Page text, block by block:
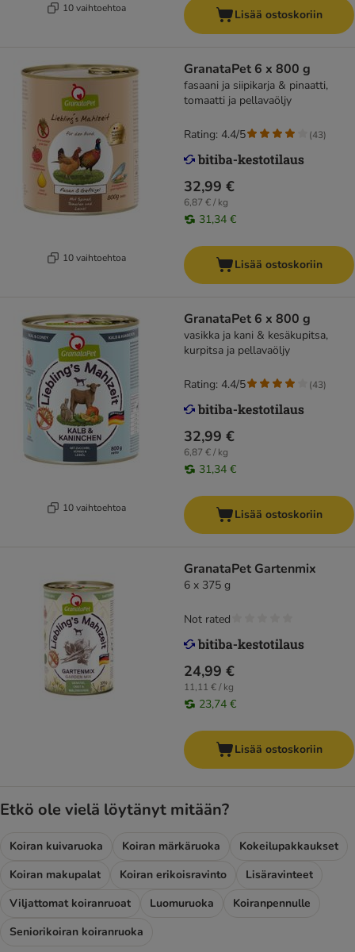
10 vaihtoehtoa Lisää ostoskoriin
10 vaihtoehtoa
GranataPet 6 x 800 g
fasaani ja siipikarja & pinaatti,
tomaatti ja pellavaöljy
32,99 €
6,87 € / kg
31,34 €
Rating: 4.4/5 (43)
Lisää ostoskoriin
10 vaihtoehtoa
GranataPet 6 x 800 g
vasikka ja kani & kesäkupitsa,
kurpitsa ja pellavaöljy
32,99 €
6,87 € / kg
31,34 €
Rating: 4.4/5 (43)
Lisää ostoskoriin
GranataPet Gartenmix
6 x 375 g
24,99 €
11,11 € / kg
23,74 €
Not rated
Lisää ostoskoriin
Etkö ole vielä löytänyt mitään?
Koiran kuivaruoka Koiran märkäruoka
Kokeilupakkaukset
Koiran makupalat
Koiran erikoisravinto
Lisäravinteet
Viljattomat koiranruoat
Luomuruoka
Koiranpennulle
Seniorikoiran koiranruoka